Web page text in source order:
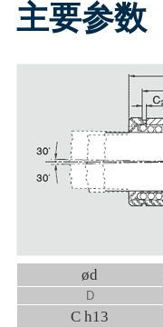
主要参数
ød
D
C h13